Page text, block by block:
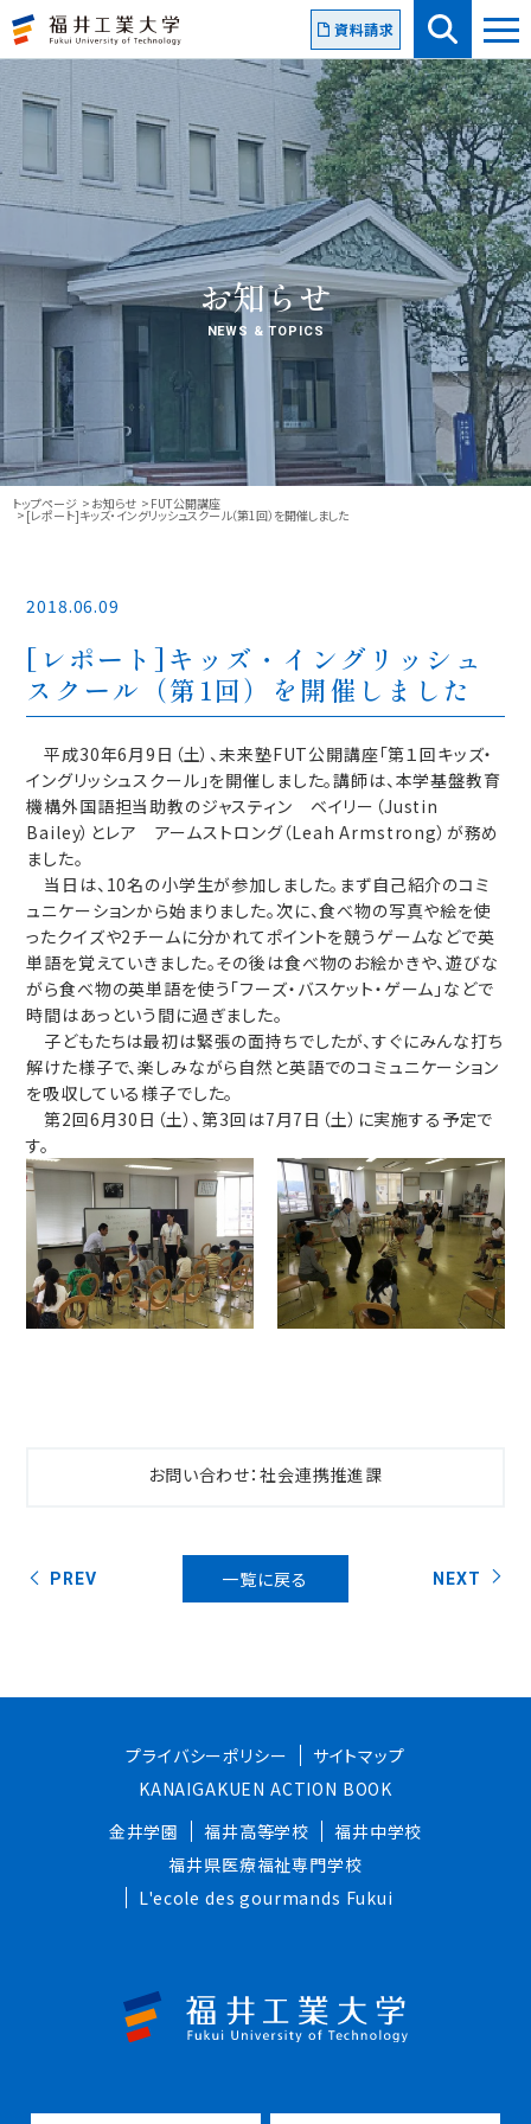
資料請求
お知らせ
NEWS & TOPICS
トップページ お知らせ FUT公開講座
[レポート]キッズ・イングリッシュスクール（第1回）を開催しました
2018.06.09
[レポート]キッズ・イングリッシュ
スクール（第1回）を開催しました
平成30年6月9日（土）、未来塾FUT公開講座「第１回キッズ・
イングリッシュスクール」を開催しました。講師は、本学基盤教育
機構外国語担当助教のジャスティン ベイリー（Justin
Bailey）とレア アームストロング（Leah Armstrong）が務め
ました。
当日は、10名の小学生が参加しました。まず自己紹介のコミ
ュニケーションから始まりました。次に、食べ物の写真や絵を使
ったクイズや2チームに分かれてポイントを競うゲームなどで英
単語を覚えていきました。その後は食べ物のお絵かきや、遊びな
がら食べ物の英単語を使う「フーズ・バスケット・ゲーム」などで
時間はあっという間に過ぎました。
子どもたちは最初は緊張の面持ちでしたが、すぐにみんな打ち
解けた様子で、楽しみながら自然と英語でのコミュニケーション
を吸収している様子でした。
第2回6月30日（土）、第3回は7月7日（土）に実施する予定で
す。
お問い合わせ：社会連携推進課
PREV 一覧に戻る NEXT
プライバシーポリシー
サイトマップ
KANAIGAKUEN ACTION BOOK
金井学園
福井高等学校
福井中学校
福井県医療福祉専門学校
L'ecole des gourmands Fukui